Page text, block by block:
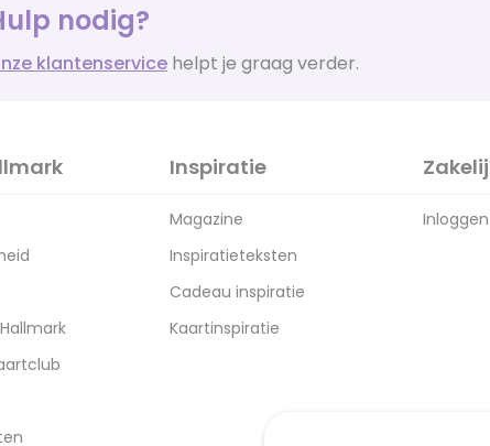
nodig?
klantenservice helpt je graag verder.
Inspiratie
Magazine
Inspiratieteksten
Cadeau inspiratie
Kaartinspiratie